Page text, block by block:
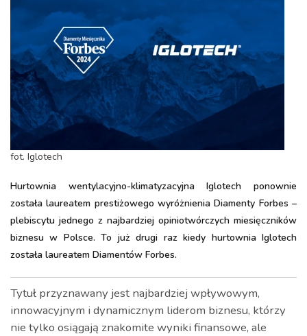
fot. Iglotech
Hurtownia wentylacyjno-klimatyzacyjna Iglotech ponownie
została laureatem prestiżowego wyróżnienia Diamenty Forbes –
plebiscytu jednego z najbardziej opiniotwórczych miesięczników
biznesu w Polsce. To już drugi raz kiedy hurtownia Iglotech
została laureatem Diamentów Forbes.
Tytuł przyznawany jest najbardziej wpływowym,
innowacyjnym i dynamicznym liderom biznesu, którzy
nie tylko osiągają znakomite wyniki finansowe, ale